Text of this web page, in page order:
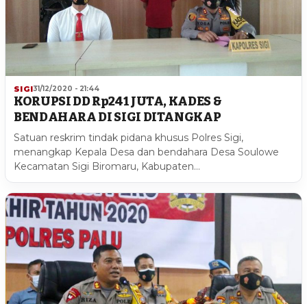
SIGI31/12/2020 - 21:44
KORUPSI DD Rp241 JUTA, KADES &
BENDAHARA DI SIGI DITANGKAP
Satuan reskrim tindak pidana khusus Polres Sigi,
menangkap Kepala Desa dan bendahara Desa Soulowe
Kecamatan Sigi Biromaru, Kabupaten…